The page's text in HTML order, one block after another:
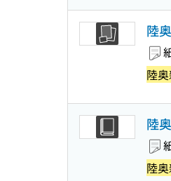
陸
陸
陸
陸